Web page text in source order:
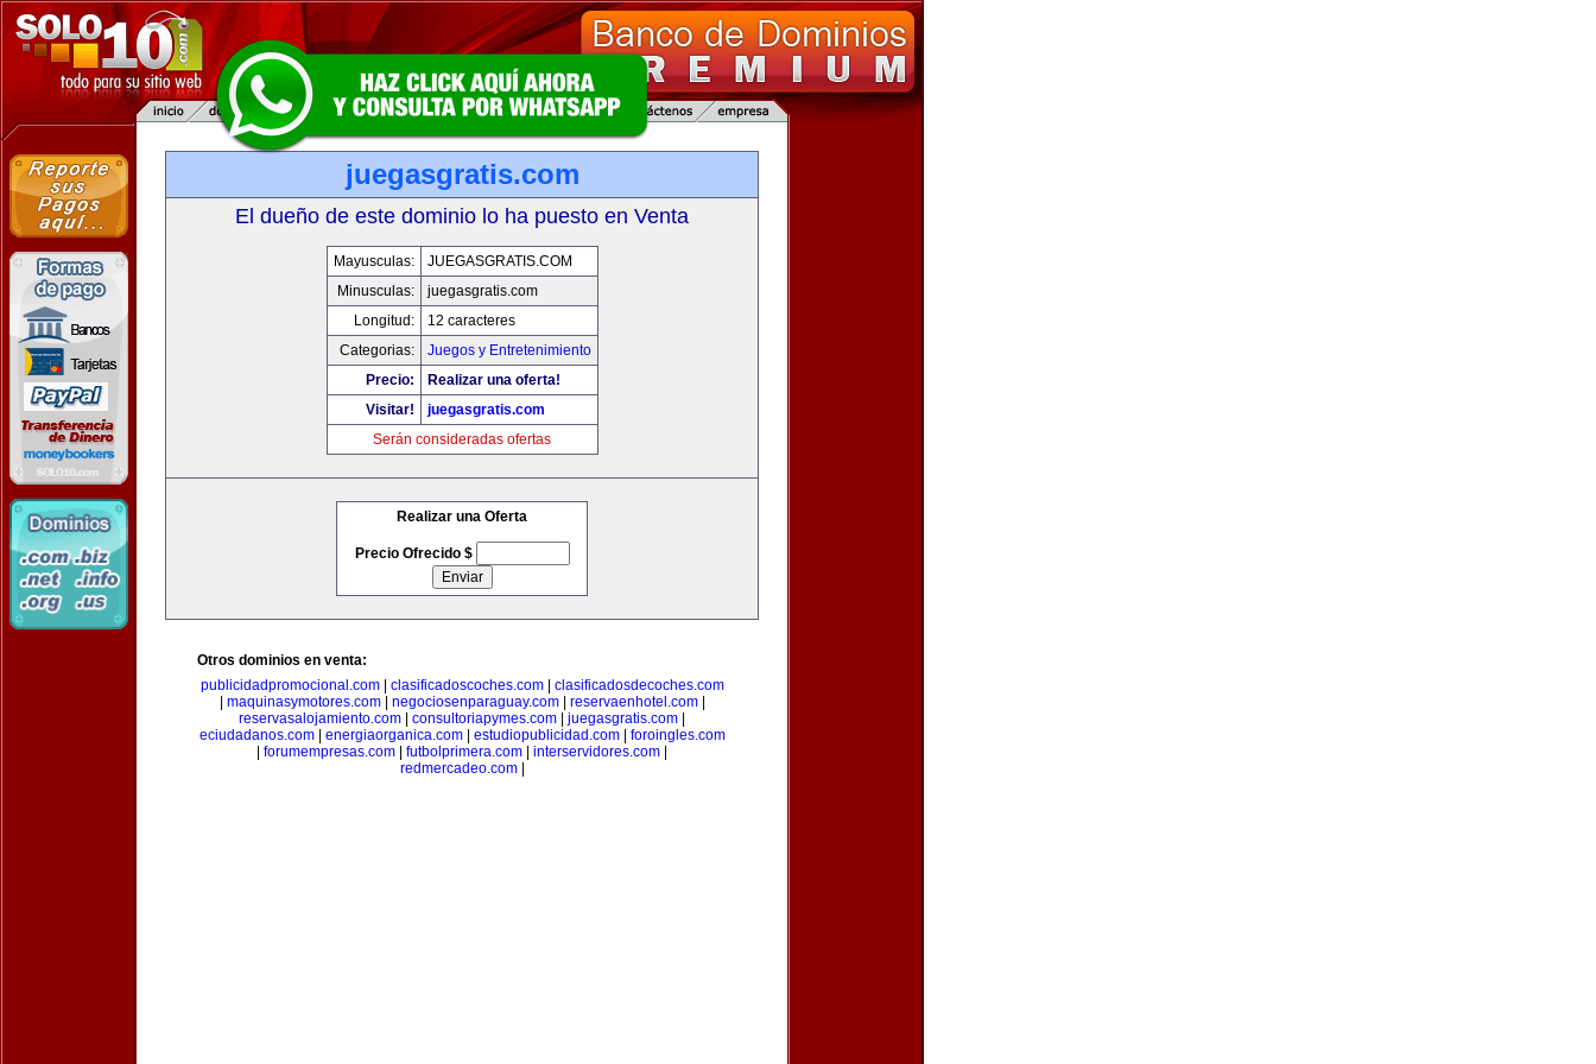
juegasgratis.com
El dueño de este dominio lo ha puesto en Venta
Mayusculas:
JUEGASGRATIS.COM
Minusculas:
juegasgratis.com
Longitud:
12 caracteres
Categorias:
Juegos y Entretenimiento
Precio:
Realizar una oferta!
Visitar!
juegasgratis.com
Serán consideradas ofertas
Realizar una Oferta
Precio Ofrecido $
Otros dominios en venta:
publicidadpromocional.com| clasificadoscoches.com| clasificadosdecoches.com
maquinasymotores.com| negociosenparaguay.com| reservaenhotel.com|
reservasalojamiento.com
consultoriapymes.com juegasgratis.com
eciudadanos.com| energiaorganica.com| estudiopublicidad.com| foroingles.com
forumempresas.com futbolprimera.com interservidores.com
redmercadeo.com|